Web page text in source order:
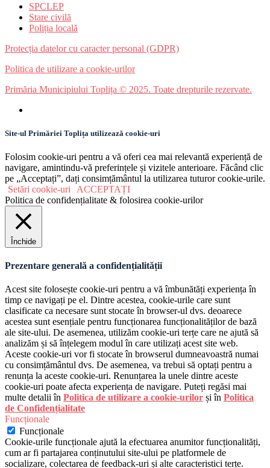
SPCLEP
Stare civilă
Poliția locală
Protecția datelor cu caracter personal (GDPR)
Politica de utilizare a cookie-urilor
Primăria Municipiului Toplița © 2025. Toate drepturile rezervate.
Site-ul Primăriei Toplița utilizează cookie-uri
Folosim cookie-uri pentru a vă oferi cea mai relevantă experiență de
navigare, amintindu-vă preferințele și vizitele anterioare. Făcând clic
pe „Acceptați”, dați consimțământul la utilizarea tuturor cookie-urile.
Setări cookie-uri
ACCEPTAȚI
Politica de confidențialitate & folosirea cookie-urilor
Închide
Prezentare generală a confidențialității
Acest site folosește cookie-uri pentru a vă îmbunătăți experiența în
timp ce navigați pe el. Dintre acestea, cookie-urile care sunt
clasificate ca necesare sunt stocate în browser-ul dvs. deoarece
acestea sunt esențiale pentru funcționarea funcționalităților de bază
ale site-ului. De asemenea, utilizăm cookie-uri terțe care ne ajută să
analizăm și să înțelegem modul în care utilizați acest site web.
Aceste cookie-uri vor fi stocate în browserul dumneavoastră numai
cu consimțământul dvs. De asemenea, va trebui să optați pentru a
renunța la aceste cookie-uri. Renunțarea la unele dintre aceste
cookie-uri poate afecta experiența de navigare. Puteți regăsi mai
multe detalii în Politica de utilizare a cookie-urilor și în Politica
de Confidențialitate
Funcționale
Funcționale
Cookie-urile funcționale ajută la efectuarea anumitor funcționalități,
cum ar fi partajarea conținutului site-ului pe platformele de
socializare, colectarea de feedback-uri și alte caracteristici terțe.